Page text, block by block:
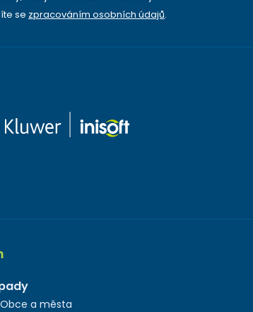
se zpracováním osobních údajů.
Obce a města